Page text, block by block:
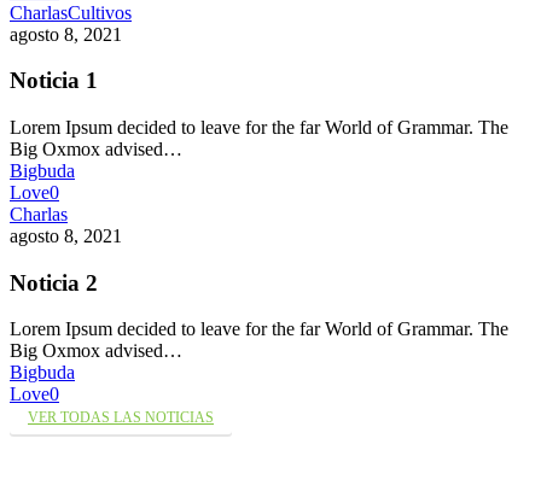
CharlasCultivos
agosto 8, 2021
Noticia 1
Lorem Ipsum decided to leave for the far World of Grammar. The
Big Oxmox advised…
Bigbuda
Love0
Charlas
agosto 8, 2021
Noticia 2
Lorem Ipsum decided to leave for the far World of Grammar. The
Big Oxmox advised…
Bigbuda
Love0
VER TODAS LAS NOTICIAS